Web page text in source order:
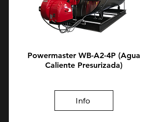
Powermaster WB-A2-4P (Agua
Caliente Presurizada)
Info